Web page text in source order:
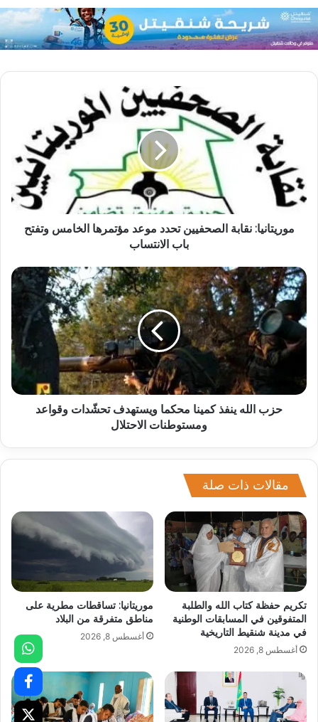
موريتانيا: نقابة الصحفيين تحدد موعد مؤتمرها الخامس وتفتح
باب الانتساب
حزب الله ينفذ كمينا محكما ويستهدف تحشّدات وقواعد
ومستوطنات الاحتلال
مقالات ذات صلة
تكريم حفظة كتاب الله والطلبة
المتفوقين في المسابقات الوطنية
في مدينة شنقيط التاريخية
أغسطس 8, 2026
موريتانيا: تساقطات مطرية على
مناطق متفرقة من البلاد
أغسطس 8, 2026